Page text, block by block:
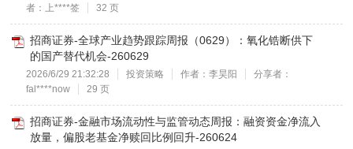
者：上****签
32 页
招商证券-全球产业趋势跟踪周报（0629）：氧化锆断供下
的国产替代机会-260629
2026/6/29 21:32:28 投资策略 作者：李昊阳
分享者：
fal****now
29 页
招商证券-金融市场流动性与监管动态周报：融资资金净流入
放量，偏股老基金净赎回比例回升-260624